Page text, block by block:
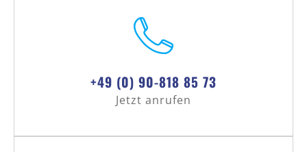
+49 (0) 90-818 85 73
Jetzt anrufen